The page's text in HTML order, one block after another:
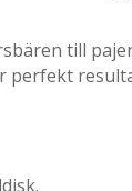
till
perfekt